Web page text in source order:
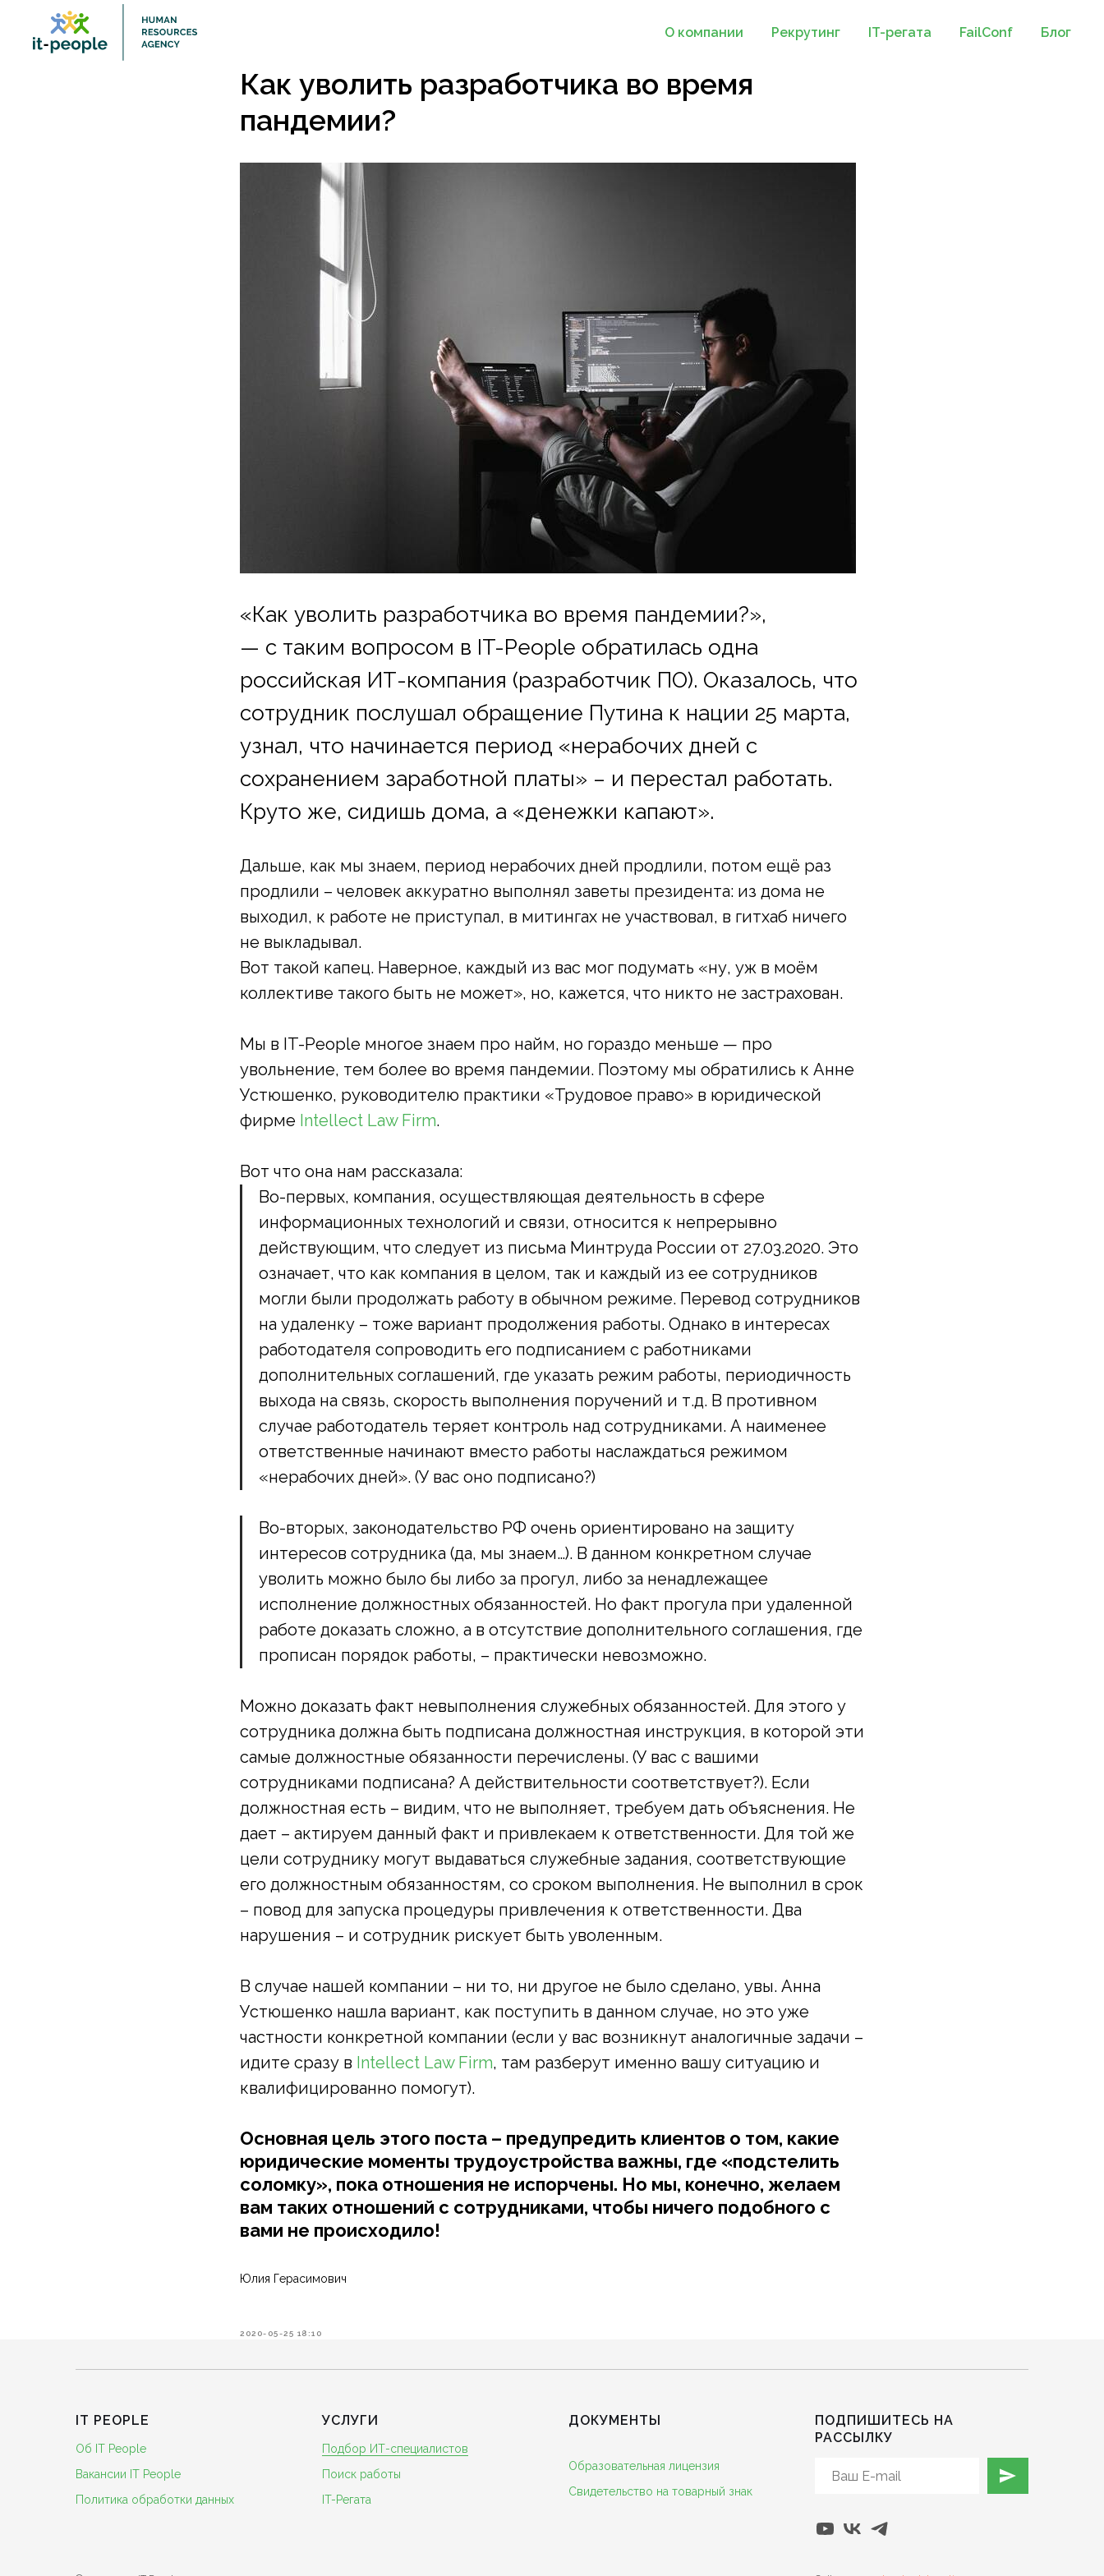
О компании Рекрутинг IT-регата FailConf Блог
Как уволить разработчика во время
пандемии?
«Как уволить разработчика во время пандемии?»,
— с таким вопросом в IT-People обратилась одна
российская ИТ-компания (разработчик ПО). Оказалось, что
сотрудник послушал обращение Путина к нации 25 марта,
узнал, что начинается период «нерабочих дней с
сохранением заработной платы» – и перестал работать.
Круто же, сидишь дома, а «денежки капают».
Дальше, как мы знаем, период нерабочих дней продлили, потом ещё раз
продлили – человек аккуратно выполнял заветы президента: из дома не
выходил, к работе не приступал, в митингах не участвовал, в гитхаб ничего
не выкладывал.
Вот такой капец. Наверное, каждый из вас мог подумать «ну, уж в моём
коллективе такого быть не может», но, кажется, что никто не застрахован.
Мы в IT-People многое знаем про найм, но гораздо меньше — про
увольнение, тем более во время пандемии. Поэтому мы обратились к Анне
Устюшенко, руководителю практики «Трудовое право» в юридической
фирме Intellect Law Firm.
Вот что она нам рассказала:
Во-первых, компания, осуществляющая деятельность в сфере
информационных технологий и связи, относится к непрерывно
действующим, что следует из письма Минтруда России от 27.03.2020. Это
означает, что как компания в целом, так и каждый из ее сотрудников
могли были продолжать работу в обычном режиме. Перевод сотрудников
на удаленку – тоже вариант продолжения работы. Однако в интересах
работодателя сопроводить его подписанием с работниками
дополнительных соглашений, где указать режим работы, периодичность
выхода на связь, скорость выполнения поручений и т.д. В противном
случае работодатель теряет контроль над сотрудниками. А наименее
ответственные начинают вместо работы наслаждаться режимом
«нерабочих дней». (У вас оно подписано?)
Во-вторых, законодательство РФ очень ориентировано на защиту
интересов сотрудника (да, мы знаем…). В данном конкретном случае
уволить можно было бы либо за прогул, либо за ненадлежащее
исполнение должностных обязанностей. Но факт прогула при удаленной
работе доказать сложно, а в отсутствие дополнительного соглашения, где
прописан порядок работы, – практически невозможно.
Можно доказать факт невыполнения служебных обязанностей. Для этого у
сотрудника должна быть подписана должностная инструкция, в которой эти
самые должностные обязанности перечислены. (У вас с вашими
сотрудниками подписана? А действительности соответствует?). Если
должностная есть – видим, что не выполняет, требуем дать объяснения. Не
дает – актируем данный факт и привлекаем к ответственности. Для той же
цели сотруднику могут выдаваться служебные задания, соответствующие
его должностным обязанностям, со сроком выполнения. Не выполнил в срок
– повод для запуска процедуры привлечения к ответственности. Два
нарушения – и сотрудник рискует быть уволенным.
В случае нашей компании – ни то, ни другое не было сделано, увы. Анна
Устюшенко нашла вариант, как поступить в данном случае, но это уже
частности конкретной компании (если у вас возникнут аналогичные задачи –
идите сразу в Intellect Law Firm, там разберут именно вашу ситуацию и
квалифицированно помогут).
Основная цель этого поста – предупредить клиентов о том, какие
юридические моменты трудоустройства важны, где «подстелить
соломку», пока отношения не испорчены. Но мы, конечно, желаем
вам таких отношений с сотрудниками, чтобы ничего подобного с
вами не происходило!
Юлия Герасимович
2020-05-25 18:10
IT PEOPLE
Об IT People
Вакансии IT People
Политика обработки данных
УСЛУГИ
Подбор ИТ-специалистов
Поиск работы
IT-Регата
ДОКУМЕНТЫ
Образовательная лицензия
Свидетельство на товарный знак
ПОДПИШИТЕСЬ НА
РАССЫЛКУ